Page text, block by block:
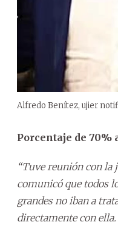
Alfredo Benítez, ujier
Porcentaje de 70%
“Tuve reunión con la
comunicó que todos
grandes no iban a
directamente con ella.